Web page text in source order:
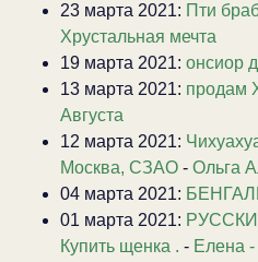
23 марта 2021: Пти
Хрустальная мечта
19 марта 2021: онсиор
13 марта 2021: продам
Августа
12 марта 2021:
Москва, СЗАО - Ольга
04 марта 2021:
01 марта 2021:
Купить щенка . - Елена -